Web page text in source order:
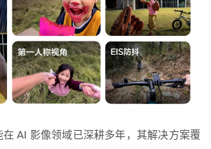
AI 影像领域已深耕多年，其解决方案覆